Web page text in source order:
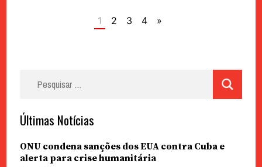
1 2 3 4 »
Últimas Notícias
ONU condena sanções dos EUA contra Cuba e
alerta para crise humanitária